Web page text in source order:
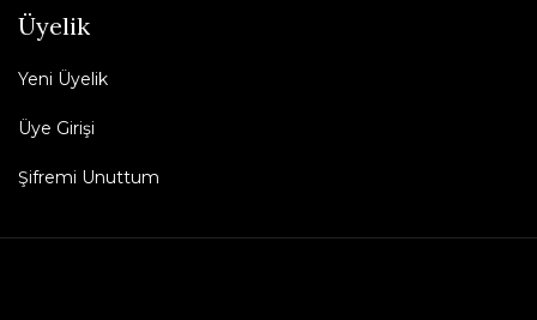
Üyelik
Yeni Üyelik
Üye Girişi
Şifremi Unuttum